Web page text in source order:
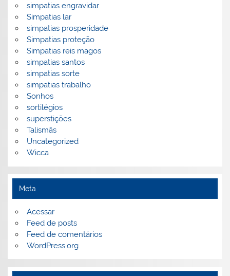
simpatias engravidar
Simpatias lar
simpatias prosperidade
Simpatias proteção
Simpatias reis magos
simpatias santos
simpatias sorte
simpatias trabalho
Sonhos
sortilégios
superstições
Talismãs
Uncategorized
Wicca
Meta
Acessar
Feed de posts
Feed de comentários
WordPress.org